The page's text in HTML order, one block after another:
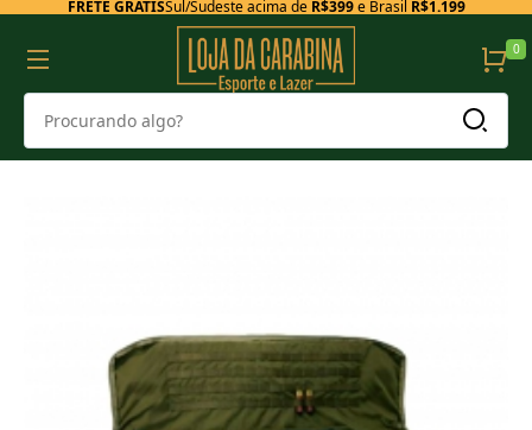
FRETE GRÁTISSul/Sudeste acima de R$399e Brasil R$1.199
0